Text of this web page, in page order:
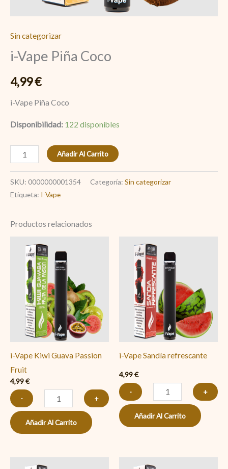
Sin categorizar
i-Vape Piña Coco
4,99€
i-Vape Piña Coco
Disponibilidad: 122 disponibles
Añadir Al Carrito
SKU: 0000000001354 Categoría: Sin categorizar
Etiqueta: I-Vape
Productos relacionados
i-Vape Kiwi Guava Passion
Fruit
4,99€
-
i-
Vape
Kiwi
Guava
Passion
Fruit
cantidad
+
Añadir Al Carrito
i-Vape Sandía refrescante
4,99€
-
i-
Vape
Sandía
refrescante
cantidad
+
Añadir Al Carrito
i-
i-